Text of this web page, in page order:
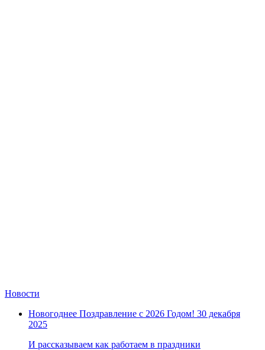
Новости
Новогоднее Поздравление с 2026 Годом! 30 декабря
2025
И рассказываем как работаем в праздники